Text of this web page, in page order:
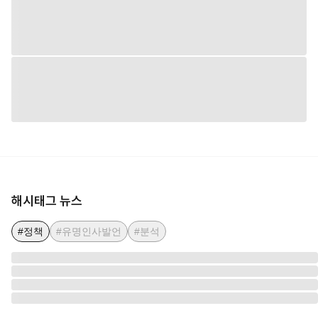
해시태그 뉴스
#정책 #유명인사발언 #분석